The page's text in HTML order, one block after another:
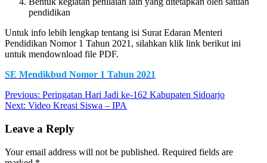
pendidikan
Untuk info lebih lengkap tentang isi Surat Edaran Menteri
Pendidikan Nomor 1 Tahun 2021, silahkan klik link berikut ini
untuk mendownload file PDF.
SE Mendikbud Nomor 1 Tahun 2021
Post
navigation
Previous: Peringatan Hari Jadi ke-162 Kabupaten Sidoarjo
Next: Video Kreasi Siswa – IPA
Leave a Reply
Your email address will not be published. Required fields are